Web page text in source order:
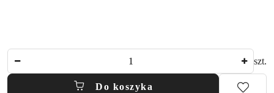
szt.
Do koszyka